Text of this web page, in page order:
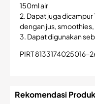
150ml air
2. Dapat juga
dengan jus,
3. Dapat digunakan
PIRT 8133174025016-
Rekomendasi Produk